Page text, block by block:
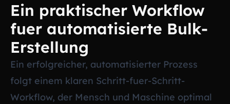
Ein praktischer Workflow
fuer automatisierte Bulk-
Erstellung
Ein erfolgreicher, automatisierter Prozess
folgt einem klaren Schritt-fuer-Schritt-
Workflow, der Mensch und Maschine optimal